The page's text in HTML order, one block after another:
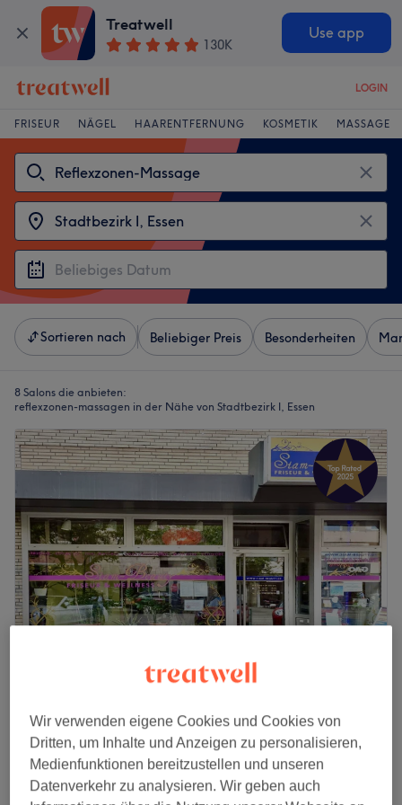
Treatwell
130K
Use app
LOGIN
FRISEUR NÄGEL HAARENTFERNUNG KOSMETIK MASSAGE
Sortieren nach Beliebiger Preis Besonderheiten
8 Salons die anbieten:
reflexzonen-massagen in der Nähe von Stadtbezirk I, Essen
Siam Beauty Thai Massage und Wellness
Rüttenscheid, Essen
Auf Karte anzeigen
Fußreflexzonenmassage
30 Min. - 1 Std.
ab
Wir verwenden eigene Cookies und Cookies von
Dritten, um Inhalte und Anzeigen zu personalisieren,
Medienfunktionen bereitzustellen und unseren
Datenverkehr zu analysieren. Wir geben auch